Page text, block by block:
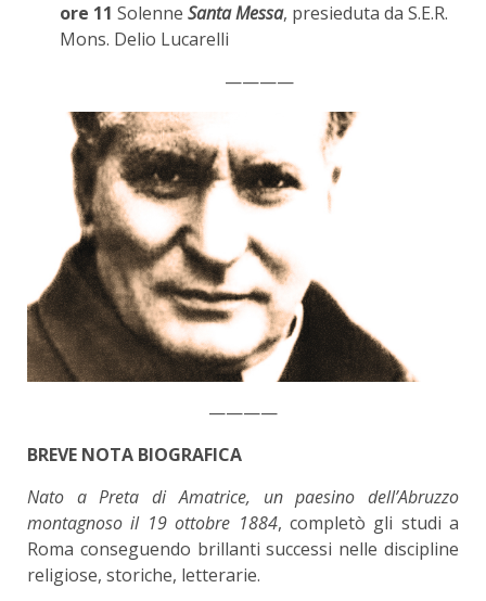
ore 11 Solenne Santa Messa, presieduta da S.E.R.
Mons. Delio Lucarelli
————
————
BREVE NOTA BIOGRAFICA
Nato a Preta di Amatrice, un paesino dell’Abruzzo
montagnoso il 19 ottobre 1884, completò gli studi a
Roma conseguendo brillanti successi nelle discipline
religiose, storiche, letterarie.